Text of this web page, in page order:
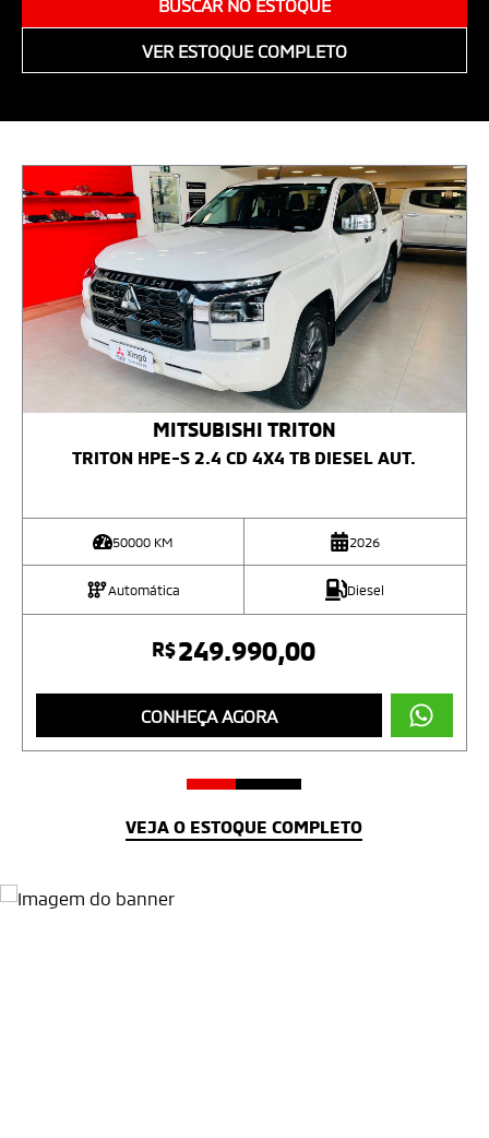
VER ESTOQUE COMPLETO
MITSUBISHI TRITON
TRITON HPE-S 2.4 CD 4X4 TB DIESEL AUT.
50000 KM 2026
Automática Diesel
R$249.990,00
CONHEÇA AGORA
VEJA O ESTOQUE COMPLETO